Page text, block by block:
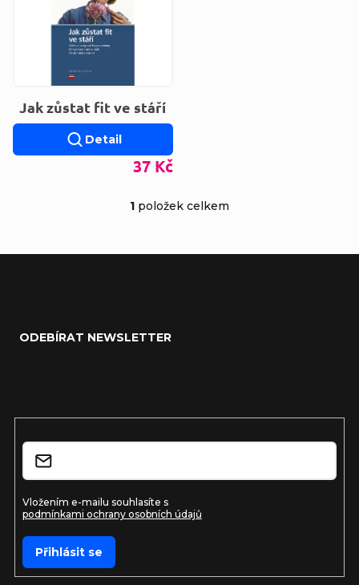
Jak zůstat fit ve stáří
37 Kč
Detail
1 položek celkem
ODEBÍRAT NEWSLETTER
Vložením e-mailu souhlasíte s
podmínkami ochrany osobních údajů
Přihlásit se